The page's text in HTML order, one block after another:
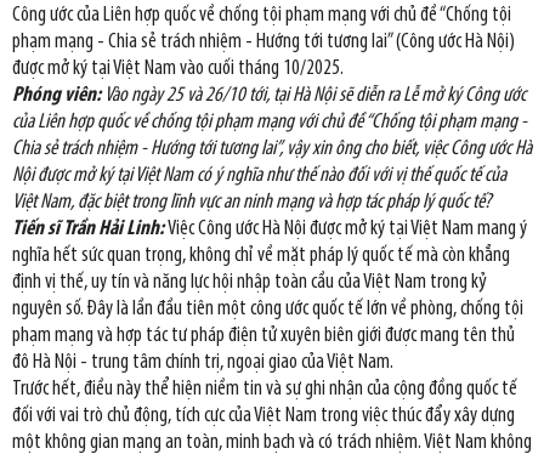
Công ước của Liên hợp quốc về chống tội phạm mạng với chủ đề “Chống tội
phạm mạng - Chia sẻ trách nhiệm - Hướng tới tương lai” (Công ước Hà Nội)
được mở ký tại Việt Nam vào cuối tháng 10/2025.
Phóng viên: Vào ngày 25 và 26/10 tới, tại Hà Nội sẽ diễn ra Lễ mở ký Công ước
của Liên hợp quốc về chống tội phạm mạng với chủ đề “Chống tội phạm mạng -
Chia sẻ trách nhiệm - Hướng tới tương lai”, vậy xin ông cho biết, việc Công ước Hà
Nội được mở ký tại Việt Nam có ý nghĩa như thế nào đối với vị thế quốc tế của
Việt Nam, đặc biệt trong lĩnh vực an ninh mạng và hợp tác pháp lý quốc tế?
Tiến sĩ Trần Hải Linh:Việc Công ước Hà Nội được mở ký tại Việt Nam mang ý
nghĩa hết sức quan trọng, không chỉ về mặt pháp lý quốc tế mà còn khẳng
định vị thế, uy tín và năng lực hội nhập toàn cầu của Việt Nam trong kỷ
nguyên số. Đây là lần đầu tiên một công ước quốc tế lớn về phòng, chống tội
phạm mạng và hợp tác tư pháp điện tử xuyên biên giới được mang tên thủ
đô Hà Nội - trung tâm chính trị, ngoại giao của Việt Nam.
Trước hết, điều này thể hiện niềm tin và sự ghi nhận của cộng đồng quốc tế
đối với vai trò chủ động, tích cực của Việt Nam trong việc thúc đẩy xây dựng
một không gian mạng an toàn, minh bạch và có trách nhiệm. Việt Nam không